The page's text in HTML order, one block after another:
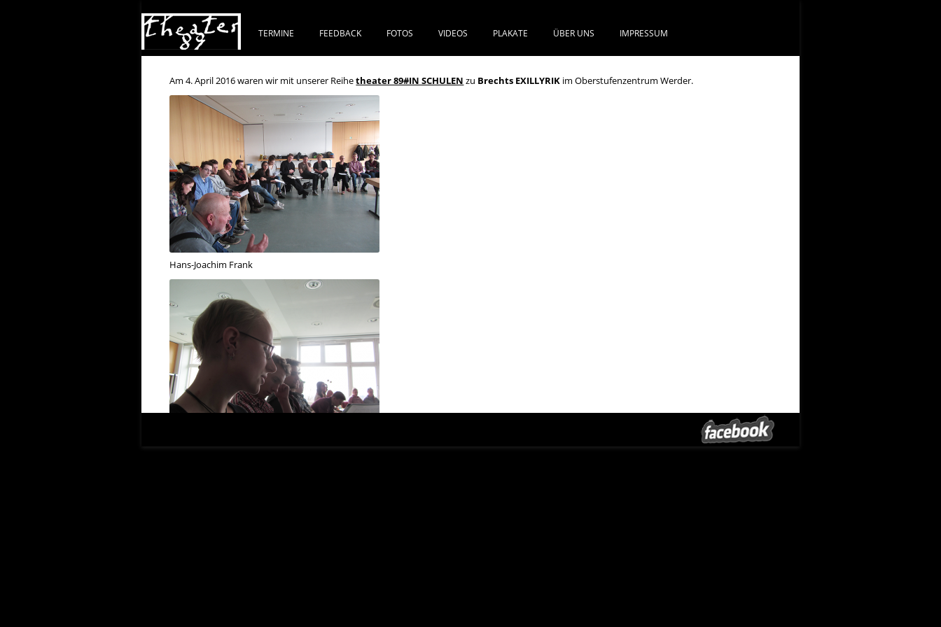
TERMINE FEEDBACK FOTOS VIDEOS PLAKATE ÜBER UNS IMPRESSUM
Am 4. April 2016 waren wir mit unserer Reihetheater 89#IN SCHULEN zu Brechts EXILLYRIK im Oberstufenzentrum Werder.
Hans-Joachim Frank